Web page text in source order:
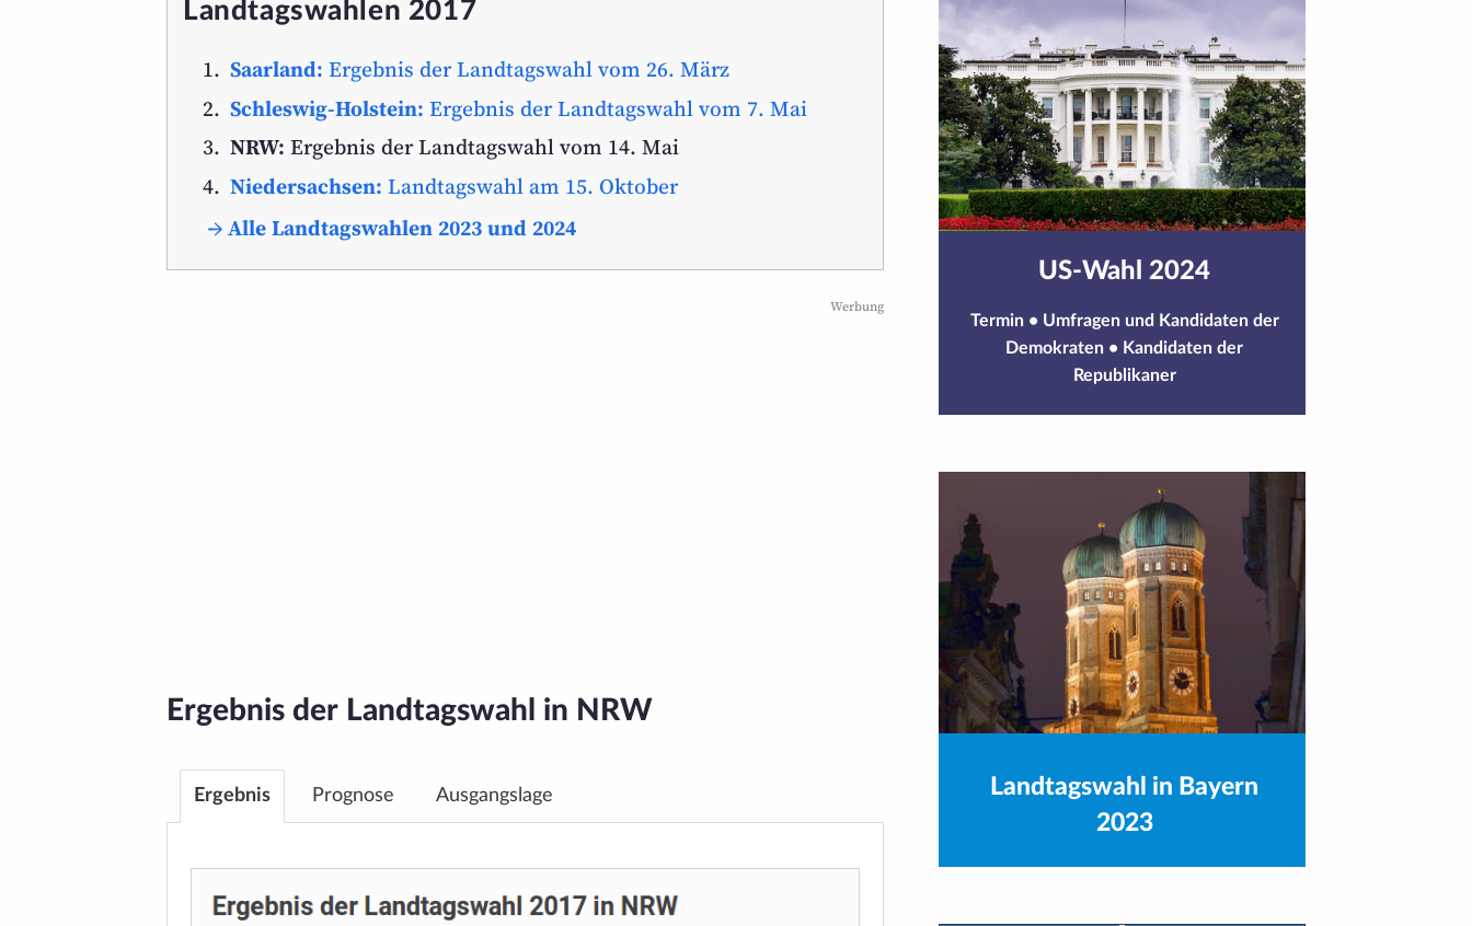
Landtagswahlen 2017
Saarland: Ergebnis der Landtagswahl vom 26. März
Schleswig-Holstein: Ergebnis der Landtagswahl vom 7. Mai
NRW: Ergebnis der Landtagswahl vom 14. Mai
Niedersachsen: Landtagswahl am 15. Oktober
→ Alle Landtagswahlen 2023 und 2024
Werbung
Ergebnis der Landtags­wahl in NRW
Ergebnis Prognose Ausgangslage
US-Wahl 2024
Termin• Umfragen und Kandidaten der
Demokraten • Kandidaten der
Republikaner
Landtagswahl in Bayern
2023